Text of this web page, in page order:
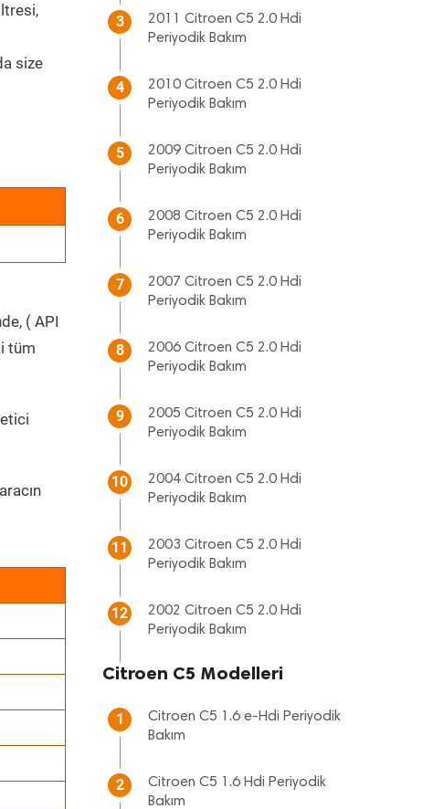
size
( API
tüm
aracın
3
2011 Citroen C5 2.0 Hdi
Periyodik Bakım
4
2010 Citroen C5 2.0 Hdi
Periyodik Bakım
5
2009 Citroen C5 2.0 Hdi
Periyodik Bakım
6
2008 Citroen C5 2.0 Hdi
Periyodik Bakım
7
2007 Citroen C5 2.0 Hdi
Periyodik Bakım
8
2006 Citroen C5 2.0 Hdi
Periyodik Bakım
9
2005 Citroen C5 2.0 Hdi
Periyodik Bakım
10
2004 Citroen C5 2.0 Hdi
Periyodik Bakım
11
2003 Citroen C5 2.0 Hdi
Periyodik Bakım
12
2002 Citroen C5 2.0 Hdi
Periyodik Bakım
Citroen C5 Modelleri
1
Citroen C5 1.6 e-Hdi Periyodik
Bakım
2
Citroen C5 1.6 Hdi Periyodik
Bakım